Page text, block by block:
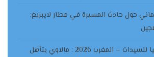
حول حادث المسيرة في مطار لايبزيغ:
كأس أمم إفريقيا للسيدات – المغرب 2026 : مالاوي يتأهل